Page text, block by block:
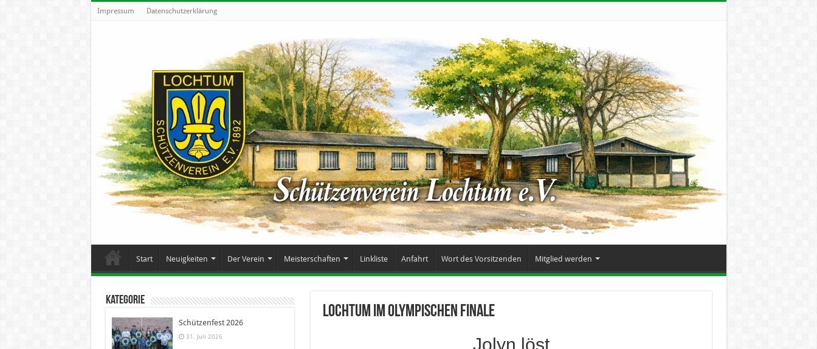
Impressum Datenschutzerklärung
Start Neuigkeiten Der Verein Meisterschaften Linkliste Anfahrt Wort des Vorsitzenden Mitglied werden
Lochtum im Olympischen Finale
Jolyn löst
Kategorie
Schützenfest 2026
31. Juli 2026